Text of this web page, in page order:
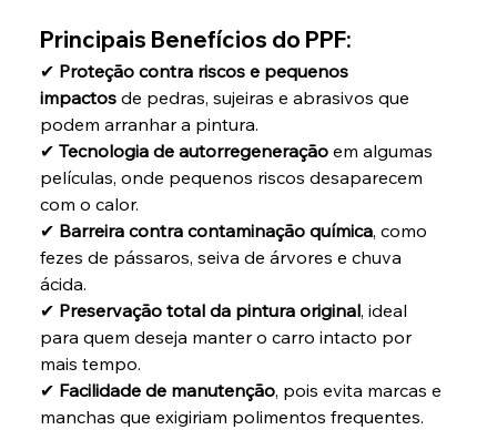
Principais Benefícios do PPF:
✔ Proteção contra riscos e pequenos
impactos de pedras, sujeiras e abrasivos que
podem arranhar a pintura.
✔ Tecnologia de autorregeneração em algumas
películas, onde pequenos riscos desaparecem
com o calor.
✔ Barreira contra contaminação química, como
fezes de pássaros, seiva de árvores e chuva
ácida.
✔ Preservação total da pintura original, ideal
para quem deseja manter o carro intacto por
mais tempo.
✔ Facilidade de manutenção, pois evita marcas e
manchas que exigiriam polimentos frequentes.